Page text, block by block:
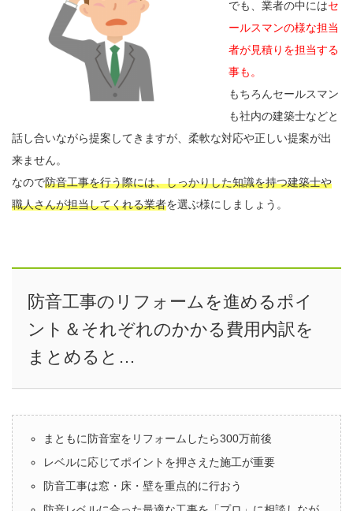
でも、業者の中にはセ
ールスマンの様な担当
者が見積りを担当する
事も。
もちろんセールスマン
も社内の建築士などと
話し合いながら提案してきますが、柔軟な対応や正しい提案が出
来ません。
なので防音工事を行う際には、しっかりした知識を持つ建築士や
職人さんが担当してくれる業者を選ぶ様にしましょう。
防音工事のリフォームを進めるポイ
ント＆それぞれのかかる費用内訳を
まとめると…
まともに防音室をリフォームしたら300万前後
レベルに応じてポイントを押さえた施工が重要
防音工事は窓・床・壁を重点的に行おう